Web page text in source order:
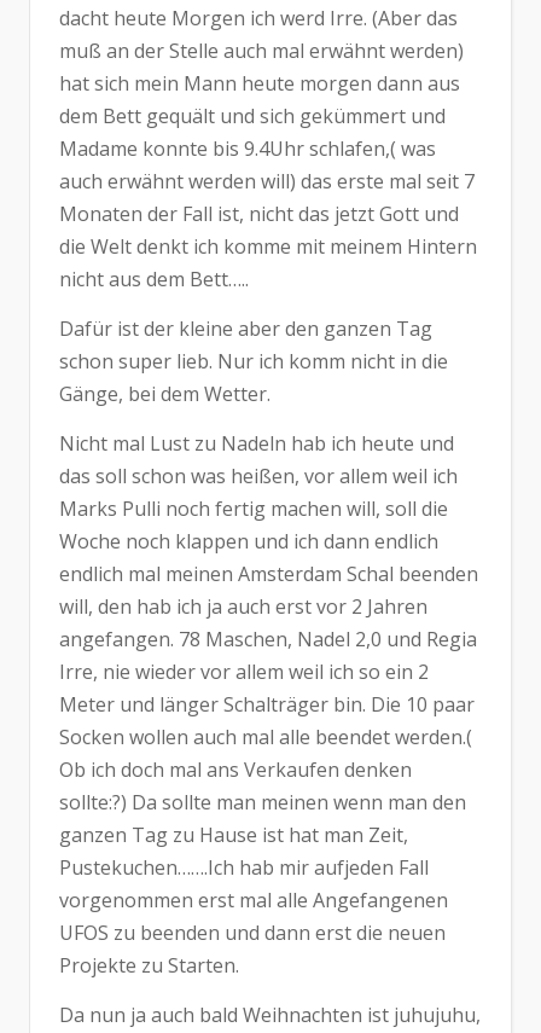
dacht heute Morgen ich werd Irre. (Aber das
muß an der Stelle auch mal erwähnt werden)
hat sich mein Mann heute morgen dann aus
dem Bett gequält und sich gekümmert und
Madame konnte bis 9.4Uhr schlafen,( was
auch erwähnt werden will) das erste mal seit 7
Monaten der Fall ist, nicht das jetzt Gott und
die Welt denkt ich komme mit meinem Hintern
nicht aus dem Bett…..
Dafür ist der kleine aber den ganzen Tag
schon super lieb. Nur ich komm nicht in die
Gänge, bei dem Wetter.
Nicht mal Lust zu Nadeln hab ich heute und
das soll schon was heißen, vor allem weil ich
Marks Pulli noch fertig machen will, soll die
Woche noch klappen und ich dann endlich
endlich mal meinen Amsterdam Schal beenden
will, den hab ich ja auch erst vor 2 Jahren
angefangen. 78 Maschen, Nadel 2,0 und Regia
Irre, nie wieder vor allem weil ich so ein 2
Meter und länger Schalträger bin. Die 10 paar
Socken wollen auch mal alle beendet werden.(
Ob ich doch mal ans Verkaufen denken
sollte:?) Da sollte man meinen wenn man den
ganzen Tag zu Hause ist hat man Zeit,
Pustekuchen…….Ich hab mir aufjeden Fall
vorgenommen erst mal alle Angefangenen
UFOS zu beenden und dann erst die neuen
Projekte zu Starten.
Da nun ja auch bald Weihnachten ist juhujuhu,